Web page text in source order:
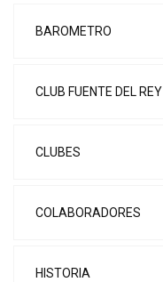
BAROMETRO
CLUB FUENTE DEL REY
CLUBES
COLABORADORES
HISTORIA